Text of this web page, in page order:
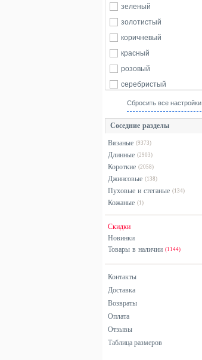
LABDIP
Luisa Cerano
M&Co
Marks & Spencer
Michael Kors
MYMO
New Look
Noisy May
OH APRIL
Only
OUI
Sissy-Boy
someday
зеленый
золотистый
коричневый
красный
розовый
серебристый
серый
фиолетовый
хаки
Сбросить все настройки
Соседние разделы
Вязаные (9373)
Длинные (2903)
Короткие (2058)
Джинсовые (138)
Пуховые и стеганые (134)
Кожаные (1)
Скидки
Новинки
Товары в наличии (1144)
Контакты
Доставка
Возвраты
Оплата
Отзывы
Таблица размеров